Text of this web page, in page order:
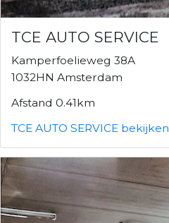
TCE AUTO SERVICE
Kamperfoelieweg 38A
1032HN Amsterdam
Afstand 0.41km
TCE AUTO SERVICE bekijken